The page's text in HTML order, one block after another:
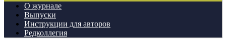
О журнале
Выпуски
Инструкции для авторов
Редколлегия